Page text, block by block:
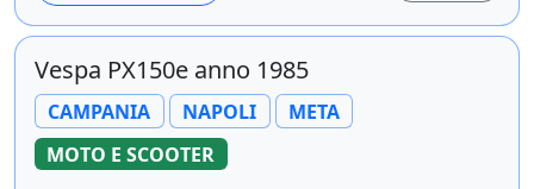
Vespa PX150e anno 1985
CAMPANIA NAPOLI
META
MOTO E SCOOTER